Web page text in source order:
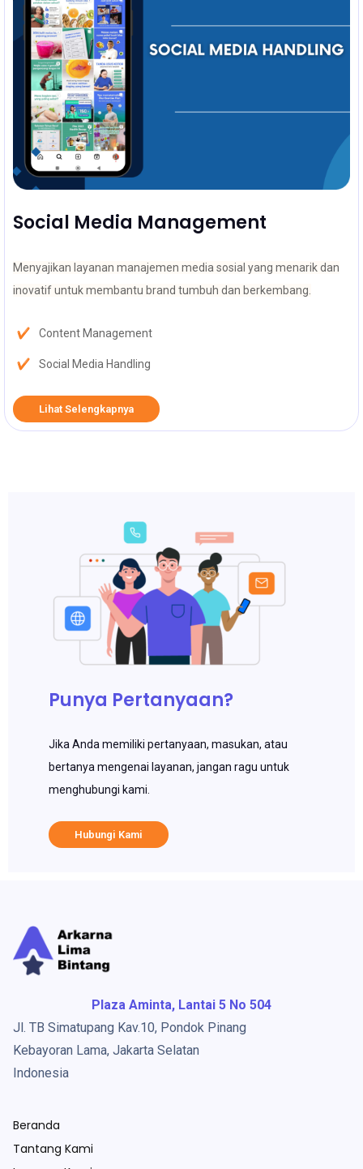
Social Media Management
Menyajikan layanan manajemen media sosial yang menarik dan
inovatif untuk membantu brand tumbuh dan berkembang.
Content Management
Social Media Handling
Lihat Selengkapnya
Punya Pertanyaan?
Jika Anda memiliki pertanyaan, masukan, atau
bertanya mengenai layanan, jangan ragu untuk
menghubungi kami.
Hubungi Kami
Plaza Aminta, Lantai 5 No 504
Jl. TB Simatupang Kav.10, Pondok Pinang
Kebayoran Lama, Jakarta Selatan
Indonesia
Beranda
Tantang Kami